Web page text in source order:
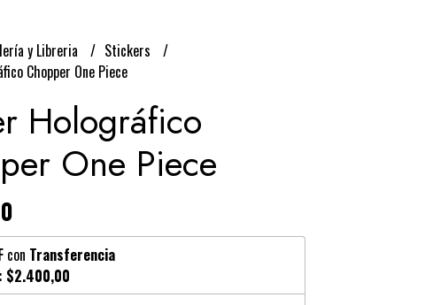
y Libreria
Stickers
Chopper One Piece
Holográfico
One Piece
con Transferencia
$2.400,00